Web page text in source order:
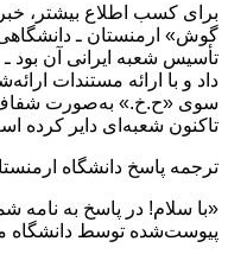
برای کسب اطلاع بیشتر،
گوش» ارمنستان ـ
تأسیس شعبه ایرانی آن بود
داد و با ارائه مستندات
سوی «ح.خ.» به‌صورت شفاف
تاکنون شعبه‌ای دایر کرده
ترجمه پاسخ دانشگاه
«با سلام! در پاسخ به نامه
پیوست‌شده توسط دانشگاه